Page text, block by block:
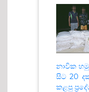
නාවික
සිට 20
කළපු